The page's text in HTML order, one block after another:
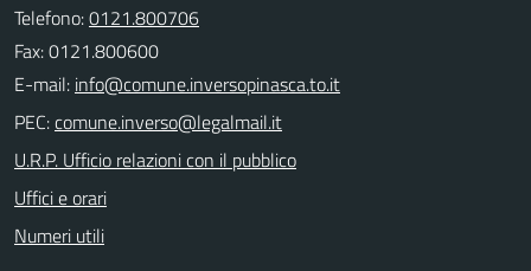
Telefono:0121.800706
Fax: 0121.800600
E-mail:
PEC:
U.R.P. Ufficio relazioni con il pubblico
Uffici e orari
Numeri utili